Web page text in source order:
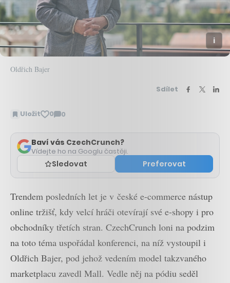
Oldřich Bajer
Sdílet
Uložit 0 0
Zobrazit
Baví vás CzechCrunch?
Vídejte ho na Googlu častěji.
Sledovat Preferovat
Trendem posledních let je v české e-commerce nástup
online tržišť, kdy velcí hráči otevírají své e-shopy i pro
obchodníky třetích stran. CzechCrunch loni na podzim
na toto téma uspořádal konferenci, na níž vystoupil i
Oldřich Bajer, pod jehož vedením model takzvaného
marketplacu zavedl Mall. Vedle něj na pódiu seděl